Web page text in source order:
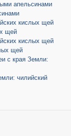
апельсинами
кислых щей
щей
кислых щей
щей
с края Земли:
чилийский